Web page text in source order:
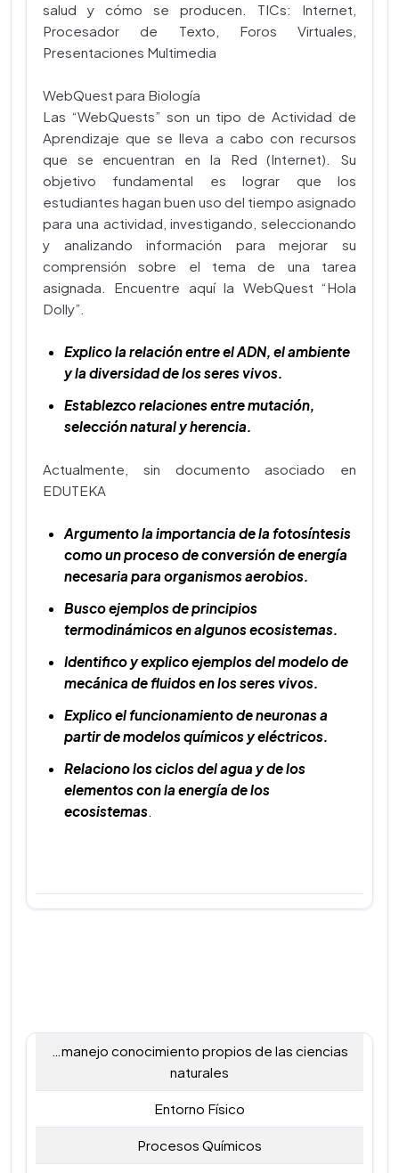
salud y cómo se producen. TICs: Internet,
Procesador de Texto, Foros Virtuales,
Presentaciones Multimedia
WebQuest para Biología
Las “WebQuests” son un tipo de Actividad de
Aprendizaje que se lleva a cabo con recursos
que se encuentran en la Red (Internet). Su
objetivo fundamental es lograr que los
estudiantes hagan buen uso del tiempo asignado
para una actividad, investigando, seleccionando
y analizando información para mejorar su
comprensión sobre el tema de una tarea
asignada. Encuentre aquí la WebQuest “Hola
Dolly”.
Explico la relación entre el ADN, el ambiente
y la diversidad de los seres vivos.
Establezco relaciones entre mutación,
selección natural y herencia.
Actualmente, sin documento asociado en
EDUTEKA
Argumento la importancia de la fotosíntesis
como un proceso de conversión de energía
necesaria para organismos aerobios.
Busco ejemplos de principios
termodinámicos en algunos ecosistemas.
Identifico y explico ejemplos del modelo de
mecánica de fluidos en los seres vivos.
Explico el funcionamiento de neuronas a
partir de modelos químicos y eléctricos.
Relaciono los ciclos del agua y de los
elementos con la energía de los
ecosistemas.
…manejo conocimiento propios de las ciencias
naturales
Entorno Físico
Procesos Químicos